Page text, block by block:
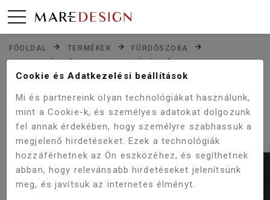
FŐOLDAL TERMÉKEK
FÜRDŐSZOBA
ZUHANYZÓK
ZUHANYFOLYÓKÁK
WELLIS W-DRAIN FOLYÓKA - DOTS 100 CM WE00101
Cookie és Adatkezelési beállítások
Mi és partnereink olyan technológiákat használunk,
mint a Cookie-k, és személyes adatokat dolgozunk
fel annak érdekében, hogy személyre szabhassuk a
megjelenő hirdetéseket. Ezek a technológiák
hozzáférhetnek az Ön eszközéhez, és segíthetnek
abban, hogy relevánsabb hirdetéseket jelenítsünk
meg, és javítsuk az internetes élményt.